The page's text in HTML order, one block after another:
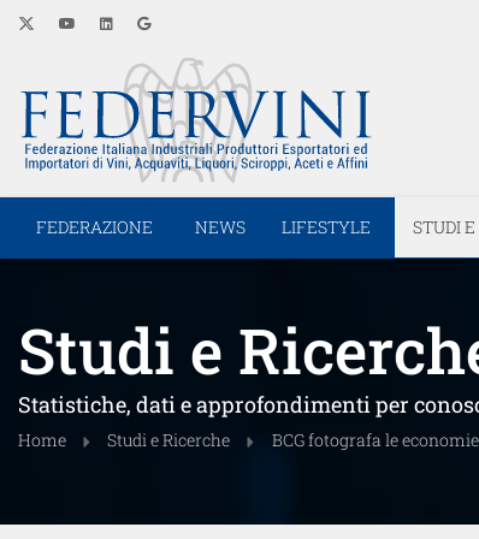
FEDERAZIONE NEWS LIFESTYLE STUDI
Studi e
Statistiche, dati e approfondimenti per
Home Studi e Ricerche BCG fotografa le